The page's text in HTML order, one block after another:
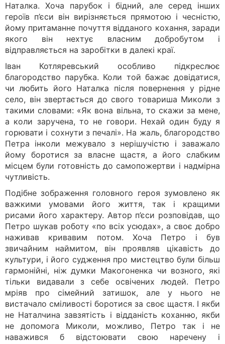
Наталка. Хоча парубок і бідний, але серед інших
героїв п’єси він вирізняється прямотою і чесністю,
йому притаманне почуття відданого кохання, заради
якого він нехтує власним добробутом і
відправляється на заробітки в далекі краї.
Іван Котляревський особливо підкреслює
благородство парубка. Коли той бажає довідатися,
чи любить його Наталка після повернення у рідне
село, він звертається до свого товариша Миколи з
такими словами: «Як вона вільна, то скажи за мене,
а коли заручена, то не говори. Нехай один буду я
горювати i сохнути з печалі». На жаль, благородство
Петра інколи межувало з нерішучістю і заважало
йому боротися за власне щастя, а його слабким
місцем були готовність до самопожертви і надмірна
чутливість.
Подібне зображення головного героя зумовлено як
важкими умовами його життя, так і кращими
рисами його характеру. Автор п’єси розповідав, що
Петро шукав роботу «по всіх усюдах», а своє добро
наживав кривавим потом. Хоча Петро і був
звичайним наймитом, він проявляв цікавість до
культури, і його судження про мистецтво були більш
гармонійні, ніж думки Макогоненка чи возного, які
тільки видавали з себе освічених людей. Петро
мріяв про сімейний затишок, але у нього не
вистачало сміливості боротися за своє щастя. І якби
не Наталчина завзятість і відданість коханню, якби
не допомога Миколи, можливо, Петро так і не
наважився б відстоювати свою наречену і